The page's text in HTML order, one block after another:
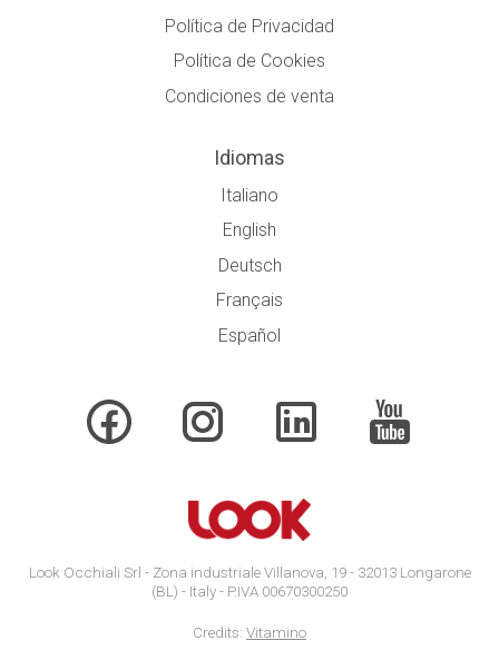
Política de Privacidad
Política de Cookies
Condiciones de venta
Idiomas
Italiano
English
Deutsch
Français
Español
Look Occhiali Srl - Zona industriale Villanova, 19 - 32013 Longarone
(BL) - Italy - P.IVA 00670300250
Credits: Vitamino